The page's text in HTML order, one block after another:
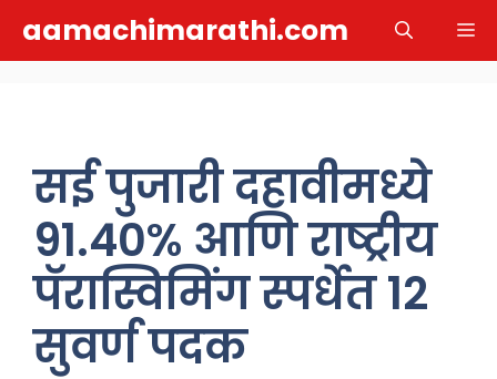
aamachimarathi.com
सई पुजारी दहावीमध्ये
91.40% आणि राष्ट्रीय
पॅरास्विमिंग स्पर्धेत 12
सुवर्ण पदक